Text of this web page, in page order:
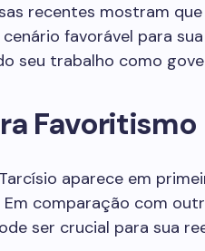
recentes mostram
favorável para
seu trabalho como
Favoritismo
aparece em
comparação com
ser crucial para sua